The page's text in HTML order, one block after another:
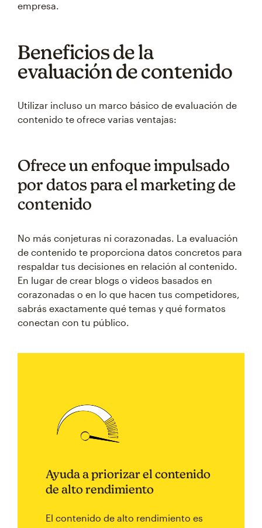
empresa.
Beneficios de la
evaluación de contenido
Utilizar incluso un marco básico de evaluación de
contenido te ofrece varias ventajas:
Ofrece un enfoque impulsado
por datos para el marketing de
contenido
No más conjeturas ni corazonadas. La evaluación
de contenido te proporciona datos concretos para
respaldar tus decisiones en relación al contenido.
En lugar de crear blogs o videos basados en
corazonadas o en lo que hacen tus competidores,
sabrás exactamente qué temas y qué formatos
conectan con tu público.
Ayuda a priorizar el contenido
de alto rendimiento
El contenido de alto rendimiento es